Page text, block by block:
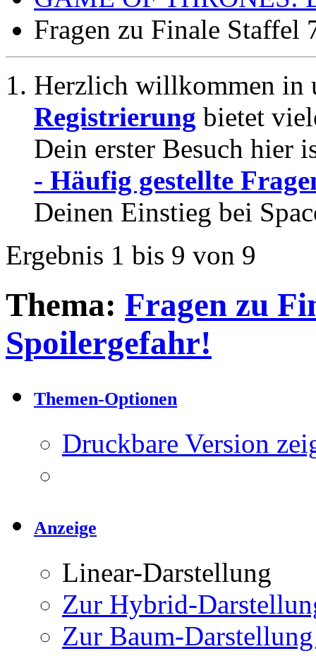
Fragen zu Finale Staffel
Herzlich willkommen in
Registrierung bietet
Dein erster Besuch hier
- Häufig gestellte
Deinen Einstieg bei
Ergebnis 1 bis 9 von 9
Thema: Fragen zu
Spoilergefahr!
Themen-Optionen
Druckbare Version
Anzeige
Linear-Darstellung
Zur Hybrid-
Zur Baum-